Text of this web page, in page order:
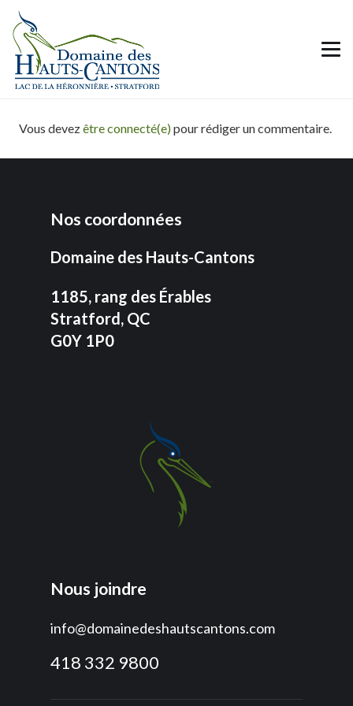
Vous devezêtre connecté(e)pour rédiger un commentaire.
Nos coordonnées
Domaine des Hauts-Cantons
1185, rang des Érables
Stratford, QC
G0Y 1P0
Nous joindre
info@domainedeshautscantons.com
418 332 9800